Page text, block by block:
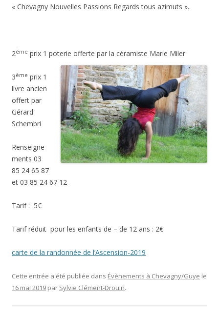
« Chevagny Nouvelles Passions Regards tous azimuts ».
2ème prix 1 poterie offerte par la céramiste Marie Miler
3ème prix 1
livre ancien
offert par
Gérard
Schembri
Renseigne
ments 03
85 24 65 87
et 03 85 24 67 12
Tarif : 5€
Tarif réduit pour les enfants de – de 12 ans : 2€
carte de la randonnée de l’Ascension-2019
Cette entrée a été publiée dans Évènements à Chevagny/Guye le
16 mai 2019 par Sylvie Clément-Drouin.